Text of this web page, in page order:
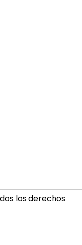
los derechos